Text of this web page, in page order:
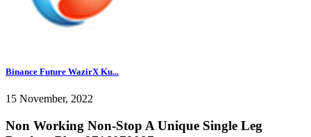
Binance Future WazirX Ku...
15 November, 2022
Non Working Non-Stop A Unique Single Leg